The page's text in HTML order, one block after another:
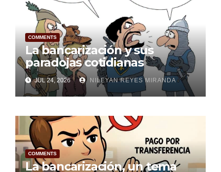
COMMENTS
La bancarización y sus
paradojas cotidianas
JUL 24, 2026 NILEYAN REYES MIRANDA
COMMENTS
La bancarización, un tema